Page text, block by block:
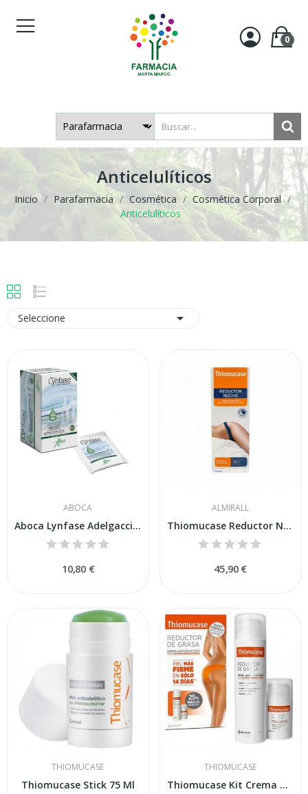
0
Anticelulíticos
Inicio Parafarmacia Cosmética
Cosmética Corporal
Anticelulíticos
Seleccione 
ABOCA
Aboca Lynfase Adelgacción Infusiones 20 Bolsas
10,80 €
ALMIRALL
Thiomucase Reductor Noche 500ml
45,90 €
THIOMUCASE
Thiomucase Stick 75 Ml
THIOMUCASE
Thiomucase Kit Crema Anticelulítica 200ml + 50ml